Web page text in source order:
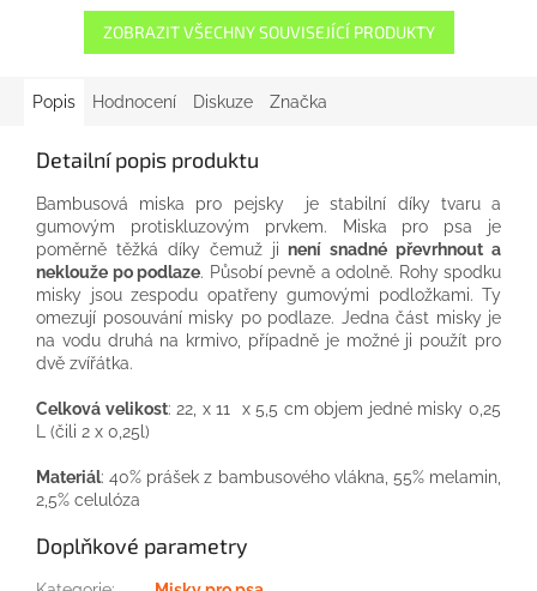
ZOBRAZIT VŠECHNY SOUVISEJÍCÍ PRODUKTY
Popis Hodnocení Diskuze Značka
Detailní popis produktu
Bambusová miska pro pejsky je stabilní díky tvaru a
gumovým protiskluzovým prvkem. Miska pro psa je
poměrně těžká díky čemuž jinení snadné převrhnout a
neklouže po podlaze. Působí pevně a odolně. Rohy spodku
misky jsou zespodu opatřeny gumovými podložkami. Ty
omezují posouvání misky po podlaze. Jedna část misky je
na vodu druhá na krmivo, případně je možné ji použít pro
dvě zvířátka.
Celková velikost: 22, x 11 x 5,5 cm objem jedné misky 0,25
L (čili 2 x 0,25l)
Materiál: 40% prášek z bambusového vlákna, 55% melamin,
2,5% celulóza
Doplňkové parametry